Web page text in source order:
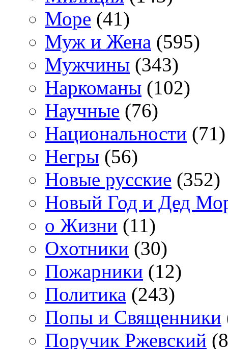
Море (41)
Муж и Жена (595)
Мужчины (343)
Наркоманы (102)
Научные (76)
Национальности (71)
Негры (56)
Новые русские (352)
Новый Год и Дед
о Жизни (11)
Охотники (30)
Пожарники (12)
Политика (243)
Попы и Священники
Поручик Ржевский